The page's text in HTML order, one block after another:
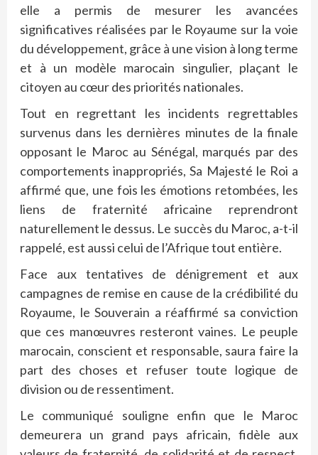
elle a permis de mesurer les avancées
significatives réalisées par le Royaume sur la voie
du développement, grâce à une vision à long terme
et à un modèle marocain singulier, plaçant le
citoyen au cœur des priorités nationales.
Tout en regrettant les incidents regrettables
survenus dans les dernières minutes de la finale
opposant le Maroc au Sénégal, marqués par des
comportements inappropriés, Sa Majesté le Roi a
affirmé que, une fois les émotions retombées, les
liens de fraternité africaine reprendront
naturellement le dessus. Le succès du Maroc, a-t-il
rappelé, est aussi celui de l’Afrique tout entière.
Face aux tentatives de dénigrement et aux
campagnes de remise en cause de la crédibilité du
Royaume, le Souverain a réaffirmé sa conviction
que ces manœuvres resteront vaines. Le peuple
marocain, conscient et responsable, saura faire la
part des choses et refuser toute logique de
division ou de ressentiment.
Le communiqué souligne enfin que le Maroc
demeurera un grand pays africain, fidèle aux